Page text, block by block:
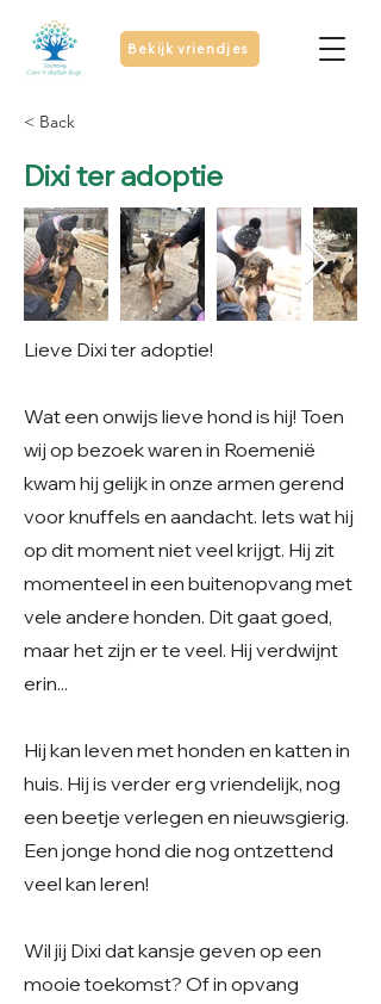
Bekijk vriendjes
< Back
Dixi ter adoptie
Lieve Dixi ter adoptie!
Wat een onwijs lieve hond is hij! Toen
wij op bezoek waren in Roemenië
kwam hij gelijk in onze armen gerend
voor knuffels en aandacht. Iets wat hij
op dit moment niet veel krijgt. Hij zit
momenteel in een buitenopvang met
vele andere honden. Dit gaat goed,
maar het zijn er te veel. Hij verdwijnt
erin...
Hij kan leven met honden en katten in
huis. Hij is verder erg vriendelijk, nog
een beetje verlegen en nieuwsgierig.
Een jonge hond die nog ontzettend
veel kan leren!
Wil jij Dixi dat kansje geven op een
mooie toekomst? Of in opvang